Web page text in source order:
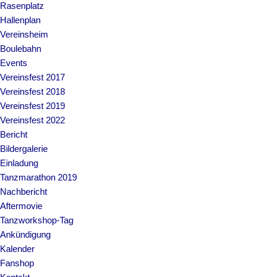
Rasenplatz
Hallenplan
Vereinsheim
Boulebahn
Events
Vereinsfest 2017
Vereinsfest 2018
Vereinsfest 2019
Vereinsfest 2022
Bericht
Bildergalerie
Einladung
Tanzmarathon 2019
Nachbericht
Aftermovie
Tanzworkshop-Tag
Ankündigung
Kalender
Fanshop